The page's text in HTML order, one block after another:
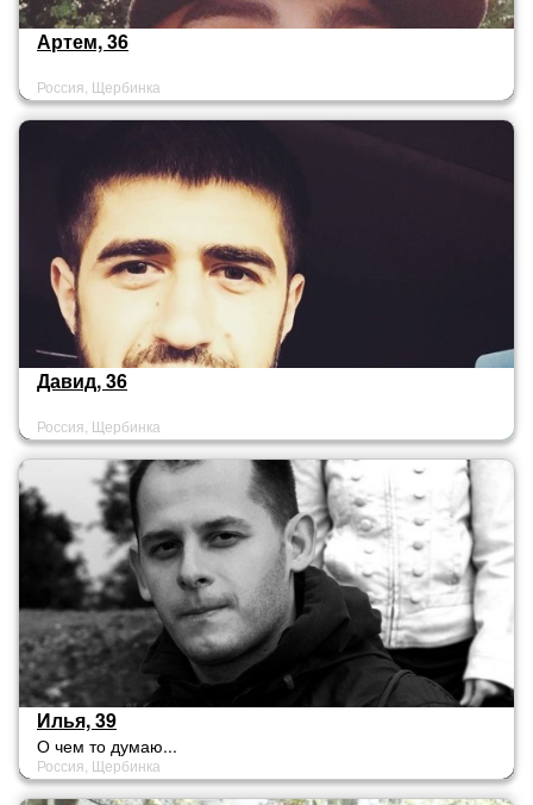
Артем, 36
Россия, Щербинка
Давид, 36
Россия, Щербинка
Илья, 39
О чем то думаю...
Россия, Щербинка